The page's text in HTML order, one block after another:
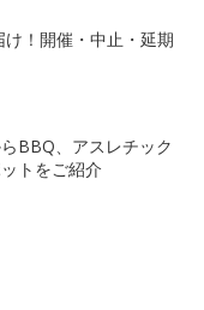
！開催・中止・延期
BBQ、アスレチック
トをご紹介